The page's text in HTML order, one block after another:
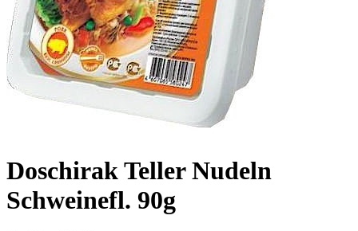
Doschirak Teller Nudeln
Schweinefl. 90g